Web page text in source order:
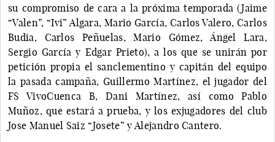
su compromiso de cara a la próxima temporada (Jaime
“Valen”, “Ivi” Algara, Mario García, Carlos Valero, Carlos
Budia, Carlos Peñuelas, Mario Gómez, Ángel Lara,
Sergio García y Edgar Prieto), a los que se unirán por
petición propia el sanclementino y capitán del equipo
la pasada campaña, Guillermo Martínez, el jugador del
FS VivoCuenca B, Dani Martínez, así como Pablo
Muñoz, que estará a prueba, y los exjugadores del club
Jose Manuel Saiz “Josete” y Alejandro Cantero.